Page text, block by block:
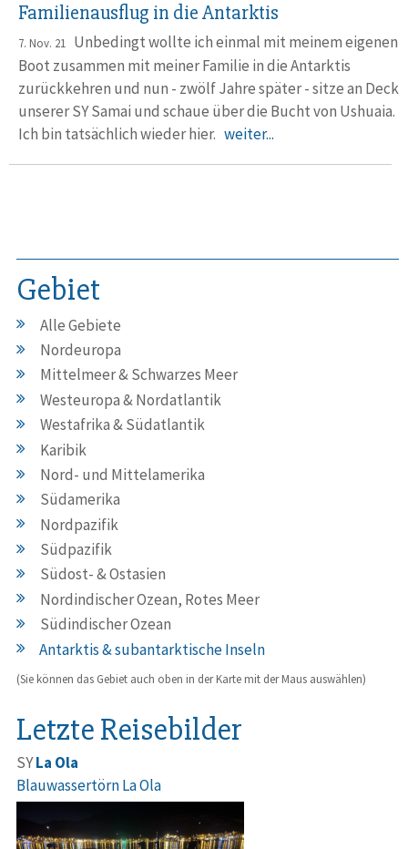
Familienausflug in die Antarktis
7. Nov. 21 Unbedingt wollte ich einmal mit meinem eigenen
Boot zusammen mit meiner Familie in die Antarktis
zurückkehren und nun - zwölf Jahre später - sitze an Deck
unserer SY Samai und schaue über die Bucht von Ushuaia.
Ich bin tatsächlich wieder hier. weiter...
Gebiet
Alle Gebiete
Nordeuropa
Mittelmeer & Schwarzes Meer
Westeuropa & Nordatlantik
Westafrika & Südatlantik
Karibik
Nord- und Mittelamerika
Südamerika
Nordpazifik
Südpazifik
Südost- & Ostasien
Nordindischer Ozean, Rotes Meer
Südindischer Ozean
Antarktis & subantarktische Inseln
(Sie können das Gebiet auch oben in der Karte mit der Maus auswählen)
Letzte Reisebilder
SYLa Ola
Blauwassertörn La Ola